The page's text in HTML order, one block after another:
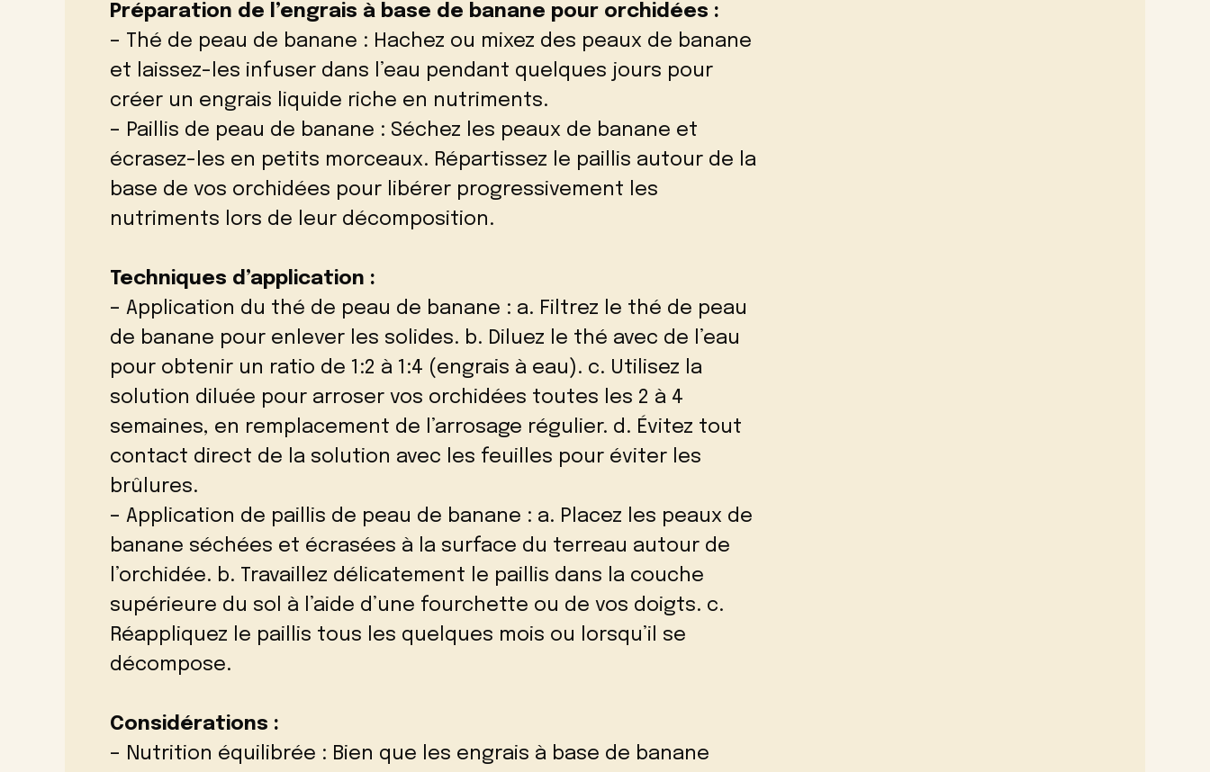
Préparation de l’engrais à base de banane pour orchidées :
– Thé de peau de banane : Hachez ou mixez des peaux de banane
et laissez-les infuser dans l’eau pendant quelques jours pour
créer un engrais liquide riche en nutriments.
– Paillis de peau de banane : Séchez les peaux de banane et
écrasez-les en petits morceaux. Répartissez le paillis autour de la
base de vos orchidées pour libérer progressivement les
nutriments lors de leur décomposition.
Techniques d’application :
– Application du thé de peau de banane : a. Filtrez le thé de peau
de banane pour enlever les solides. b. Diluez le thé avec de l’eau
pour obtenir un ratio de 1:2 à 1:4 (engrais à eau). c. Utilisez la
solution diluée pour arroser vos orchidées toutes les 2 à 4
semaines, en remplacement de l’arrosage régulier. d. Évitez tout
contact direct de la solution avec les feuilles pour éviter les
brûlures.
– Application de paillis de peau de banane : a. Placez les peaux de
banane séchées et écrasées à la surface du terreau autour de
l’orchidée. b. Travaillez délicatement le paillis dans la couche
supérieure du sol à l’aide d’une fourchette ou de vos doigts. c.
Réappliquez le paillis tous les quelques mois ou lorsqu’il se
décompose.
Considérations :
– Nutrition équilibrée : Bien que les engrais à base de banane